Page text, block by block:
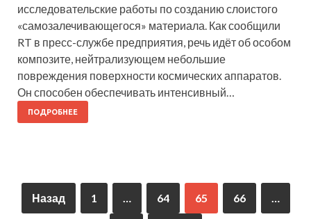
исследовательские работы по созданию слоистого
«самозалечивающегося» материала. Как сообщили
RT в пресс-службе предприятия, речь идёт об особом
композите, нейтрализующем небольшие
повреждения поверхности космических аппаратов.
Он способен обеспечивать интенсивный…
ПОДРОБНЕЕ
Назад 1 … 64 65 66 …